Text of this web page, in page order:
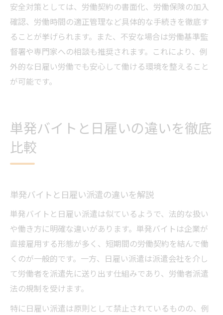
安全対策としては、労働契約の書面化、労働保険の加入
確認、労働時間の適正管理など具体的な手続きを徹底す
ることが挙げられます。また、不安な場合は労働基準監
督署や専門家への相談も推奨されます。これにより、例
外的な日雇い労働でも安心して働ける環境を整えること
が可能です。
単発バイトと日雇いの違いを徹底
比較
単発バイトと日雇い派遣の違いを解説
単発バイトと日雇い派遣は似ているようで、法的な扱い
や働き方に明確な違いがあります。単発バイトは企業が
直接雇用する形態が多く、短期間の労働契約を結んで働
くのが一般的です。一方、日雇い派遣は派遣会社を介し
て労働者を派遣先に送り出す仕組みであり、労働者派遣
法の規制を受けます。
特に日雇い派遣は原則として禁止されているものの、例